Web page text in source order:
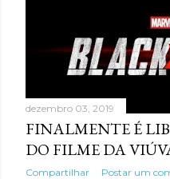
dezembro 03, 2019
FINALMENTE É
DO FILME DA
Compartilhar Postar um